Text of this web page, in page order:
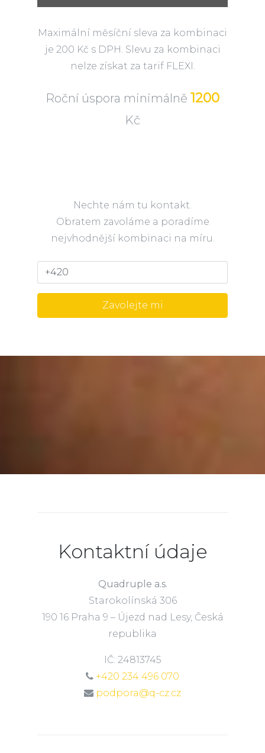
Maximální měsíční sleva za kombinaci
je 200 Kč s DPH. Slevu za kombinaci
nelze získat za tarif FLEXI.
Roční úspora minimálně 1200
Kč
Nechte nám tu kontakt.
Obratem zavoláme a poradíme
nejvhodnější kombinaci na míru.
Kontaktní údaje
Quadruple a.s.
Starokolínská 306
190 16 Praha 9 – Újezd nad Lesy, Česká
republika
IČ: 24813745
+420 234 496 070
podpora@q-cz.cz